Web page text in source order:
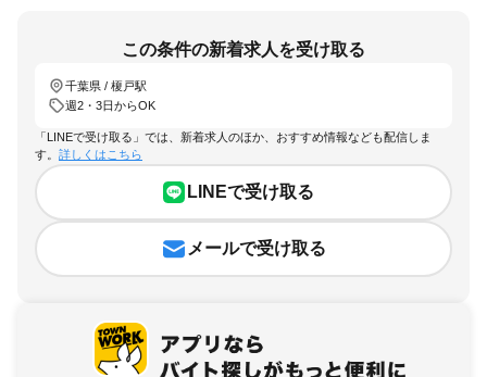
この条件の新着求人を受け取る
千葉県 / 榎戸駅
週2・3日からOK
「LINEで受け取る」では、新着求人のほか、おすすめ情報なども配信しま
す。 詳しくはこちら
LINEで受け取る
メールで受け取る